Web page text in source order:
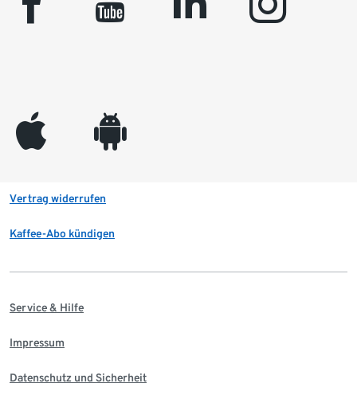
appleinc android
Vertrag widerrufen
Kaffee-Abo kündigen
Service & Hilfe
Impressum
Datenschutz und Sicherheit